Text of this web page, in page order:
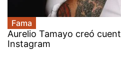
Fama
Aurelio Tamayo creó
Instagram